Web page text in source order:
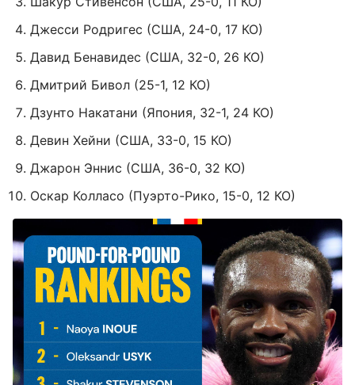
Джесси Родригес (США, 24-0, 17 КО)
Давид Бенавидес (США, 32-0, 26 КО)
Дмитрий Бивол (25-1, 12 КО)
Дзунто Накатани (Япония, 32-1, 24 КО)
Девин Хейни (США, 33-0, 15 КО)
Джарон Эннис (США, 36-0, 32 КО)
Оскар Колласо (Пуэрто-Рико, 15-0, 12 КО)